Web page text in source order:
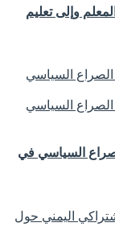
وإلى تعليم
السياسي في